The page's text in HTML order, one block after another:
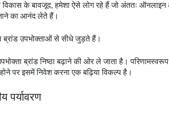
के विकास के बावजूद, हमेशा ऐसे लोग रहे हैं जो अंततः
का आनंद लेते हैं।
उपभोक्ताओं से सीधे जुड़ते हैं।
ब्रांड निष्ठा बढ़ाने की ओर ले जाता है।
पर इसमें निवेश करना एक बढ़िया विकल्प है।
पर्यावरण